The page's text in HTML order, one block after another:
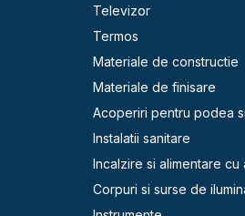
Televizor
Termos
Materiale de constructie
Materiale de finisare
Acoperiri pentru podea
Instalatii sanitare
Incalzire si alimentare cu
Corpuri si surse de